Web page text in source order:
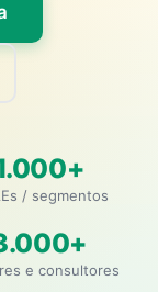
/ segmentos
e consultores